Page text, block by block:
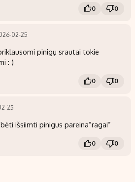
0 0
02-25
pinigų srautai tokie
: )
0 0
25
išsiimti pinigus pareina”ragai”
0 0